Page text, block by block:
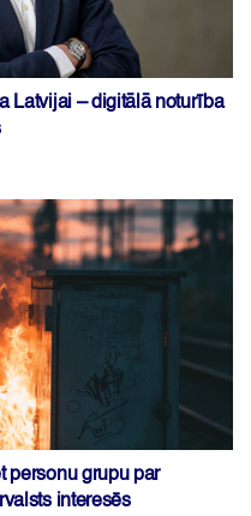
Latvijai – digitālā noturība
personu grupu par
interesēs